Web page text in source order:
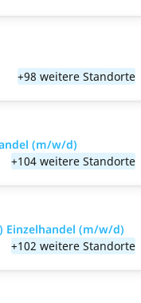
+98 weitere Standorte
(m/w/d)
+104 weitere Standorte
Einzelhandel (m/w/d)
+102 weitere Standorte